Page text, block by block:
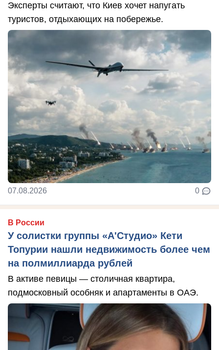
Эксперты считают, что Киев хочет напугать
туристов, отдыхающих на побережье.
07.08.2026 0
В России
У солистки группы «А'Студио» Кети
Топурии нашли недвижимость более чем
на полмиллиарда рублей
В активе певицы — столичная квартира,
подмосковный особняк и апартаменты в ОАЭ.